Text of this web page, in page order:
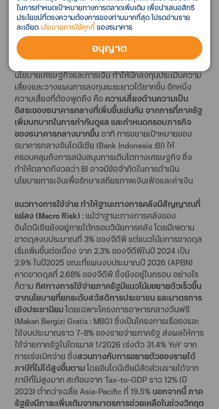
มากกว่าผลตอบแทนทางเศรษฐกิจ นอกจากนี้ ยังมีความ
เสี่ยงจากการเปลี่ยนแปลงเชิงนโยบายที่รวดเร็ว เช่น การ
เพิ่มความเข้มงวดของมาตรการควบคุมการส่งออกสินค้า
โภคภัณฑ์หรือการที่ภาครัฐประกาศเข้ามามีบทบาทเป็น
ตัวกลางในการซื้อขายสินค้าโภคภัณฑ์สำคัญในช่วง
พฤษภาคมที่ผ่านมา ซึ่งเพิ่มความไม่แน่นอนต่อทิศทาง
นโยบายเศรษฐกิจและการเงิน ทำให้นักลงทุนประเมินความ
เสี่ยงและวางแผนการลงทุนระยะยาวได้ยากขึ้น อีกหนึ่ง
ความเสี่ยงที่ต้องพูดถึง คือ ความเสี่ยงด้านความเป็น
อิสระของธนาคารกลางที่เพิ่มขึ้นเช่นกัน จากการที่ภาครัฐ
เพิ่มบทบาทในการกำกับดูแล และกำหนดกรอบภารกิจ
ของธนาคารกลางมากขึ้นอาทิ การขยายเป้าหมายของ
ธนาคารกลางอินโดนีเซีย (Bank Indonesia :BI) ให้
ครอบคลุมถึงการสนับสนุนการเติบโตทางเศรษฐกิจ ซึ่ง
ทำให้ตลาดกังวลว่า BI อาจมีข้อจำกัดในการดำเนิน
นโยบายการเงินเพื่อรักษาเสถียรภาพเงินเฟ้อและค่าเงิน
แนวทางการใช้จ่าย ทำให้ฐานะทางการคลังมีสัญญาณที่
แย่ลง (Macro Risk) : แม้ว่าฐานะทางการคลังของ
อินโดนีเซียยังอยู่ภายใต้กรอบวินัยการคลัง โดยมีเพดาน
ขาดดุลงบประมาณที่ 3% ของจีดีพี แต่แนวโน้มการขาดดุล
เริ่มเพิ่มขึ้นต่อเนื่อง จาก 2.3% ของจีดีพีในปี 2024 เป็น
2.9% ในปี2025 ขณะที่แผนงบประมาณปี 2026 (APBN)
คาดขาดดุลที่ 2.68% ของจีดีพี ซึ่งยังอยู่ในกรอบ อย่างไร
ก็ตาม ทิศทางการใช้จ่ายภาครัฐมีแนวโน้มขยายตัวเร็วขึ้น
จากนโยบายที่ยกระดับสวัสดิการประชาชน และมาตรการ
เชิงประชานิยมโดยเฉพาะโครงการอาหารกลางวันฟรี
(Makan Bergizi Gratis : MBG) ซึ่งเป็นโครงการเรือธงและ
ใช้งบประมาณราว 7-8% ของรายจ่ายภาครัฐ ส่งผลให้การ
ใช้จ่ายภาครัฐในไตรมาส 1/2026 เร่งตัว 31.4% YoY จาก
การเร่งเบิกจ่าย ซึ่งสวนทางกับการขยายตัวของรายได้
ภาษีที่ไม่ได้สูงขึ้นตามโดยอินโดนีเซียมีสัดส่วนรายได้จาก
ภาษีที่ไม่สูงมาก สะท้อนจาก Tax-to-GDP ราว 12% (ปี
2023) ต่ำกว่าเฉลี่ย Asia-Pacific ที่ 19.5% นอกจากนี้ ภาค
รัฐยังมีภาระเพิ่มเติมจากมาตรการช่วยเหลือในช่วงวิกฤต
ในการกำหนดเป้าหมายทางการตลาดเพิ่มเติม เพื่อนำเสนอสิทธิ
ประโยชน์ที่ตรงความต้องการของท่านมากที่สุด โปรดอ่านราย
ละเอียด นโยบายการใช้คุกกี้ของธนาคาร
อนุญาต